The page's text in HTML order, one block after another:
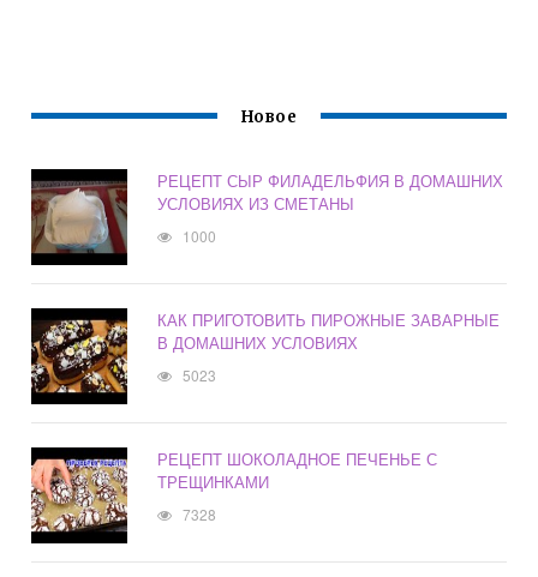
Новое
РЕЦЕПТ СЫР ФИЛАДЕЛЬФИЯ В ДОМАШНИХ
УСЛОВИЯХ ИЗ СМЕТАНЫ
1000
КАК ПРИГОТОВИТЬ ПИРОЖНЫЕ ЗАВАРНЫЕ
В ДОМАШНИХ УСЛОВИЯХ
5023
РЕЦЕПТ ШОКОЛАДНОЕ ПЕЧЕНЬЕ С
ТРЕЩИНКАМИ
7328